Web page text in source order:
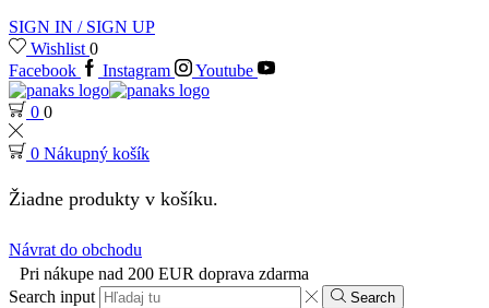
SIGN IN / SIGN UP
Wishlist 0
Facebook
Instagram Youtube
0 0
0 Nákupný košík
Žiadne produkty v košíku.
Návrat do obchodu
Pri nákupe nad 200 EUR doprava zdarma
Search input
Search